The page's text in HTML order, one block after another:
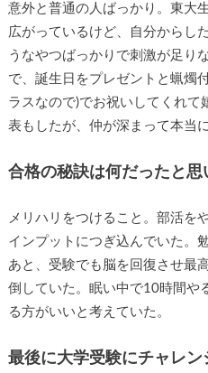
意外と普通の人ばっかり。東大
広がっているけど、自分からし
うなやつばっかりで刺激が足り
で、誕生日をプレゼントと蝋燭
ラスなので)でお祝いしてくれ
表もしたが、仲が深まって本当
合格の秘訣は何だったと思
メリハリをつけること。部活を
インプットにつぎ込んでいた。
あと、受験でも脳を回復させ最
倒していた。眠い中で10時間や
る方がいいと考えていた。
最後に大学受験にチャレ